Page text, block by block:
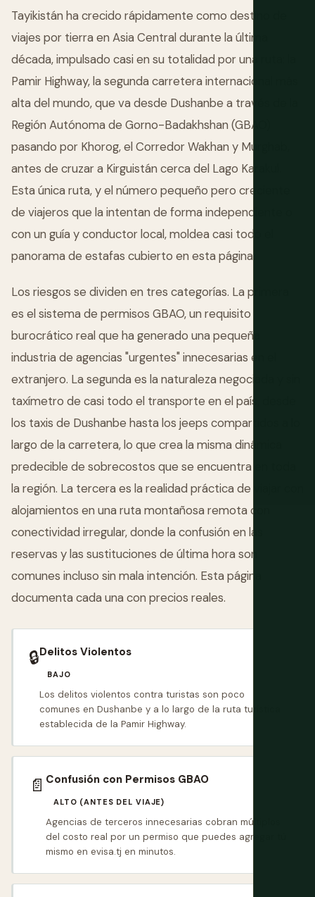
Tayikistán ha crecido rápidamente como destino de
viajes por tierra en Asia Central durante la última
década, impulsado casi en su totalidad por una ruta: la
Pamir Highway, la segunda carretera internacional más
alta del mundo, que va desde Dushanbe a través de la
Región Autónoma de Gorno-Badakhshan (GBAO)
pasando por Khorog, el Corredor Wakhan y Murghab,
antes de cruzar a Kirguistán cerca del Lago Karakul.
Esta única ruta, y el número pequeño pero creciente
de viajeros que la intentan de forma independiente o
con un guía y conductor local, moldea casi todo el
panorama de estafas cubierto en esta página.
Los riesgos se dividen en tres categorías. La primera
es el sistema de permisos GBAO, un requisito
burocrático real que ha generado una pequeña
industria de agencias "urgentes" innecesarias en el
extranjero. La segunda es la naturaleza negociada y sin
taxímetro de casi todo el transporte en el país, desde
los taxis de Dushanbe hasta los jeeps compartidos a lo
largo de la carretera, lo que crea la misma dinámica
predecible de sobrecostos que se encuentra en toda
la región. La tercera es la realidad práctica de viajar con
alojamientos en una ruta montañosa remota con
conectividad irregular, donde la confusión en las
reservas y las sustituciones de última hora son
comunes incluso sin mala intención. Esta página
documenta cada una con precios reales.
🔒Delitos Violentos
BAJO
Los delitos violentos contra turistas son poco
comunes en Dushanbe y a lo largo de la ruta turística
establecida de la Pamir Highway.
📄 Confusión con Permisos GBAO
ALTO (ANTES DEL VIAJE)
Agencias de terceros innecesarias cobran múltiplos
del costo real por un permiso que puedes agregar tú
mismo en evisa.tj en minutos.